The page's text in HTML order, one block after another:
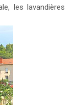
les lavandières